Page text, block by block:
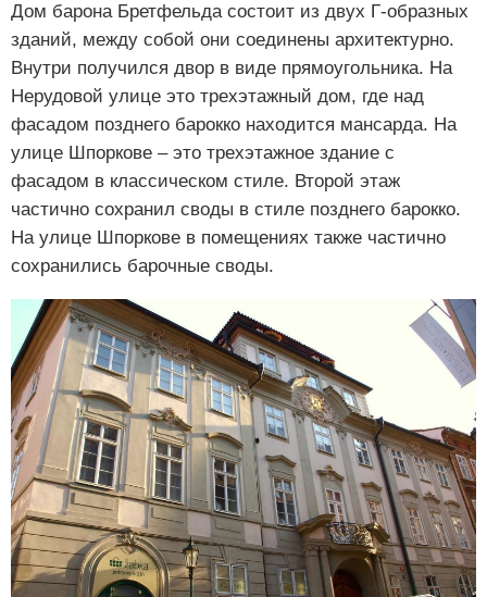
Дом барона Бретфельда состоит из двух Г-образных
зданий, между собой они соединены архитектурно.
Внутри получился двор в виде прямоугольника. На
Нерудовой улице это трехэтажный дом, где над
фасадом позднего барокко находится мансарда. На
улице Шпоркове – это трехэтажное здание с
фасадом в классическом стиле. Второй этаж
частично сохранил своды в стиле позднего барокко.
На улице Шпоркове в помещениях также частично
сохранились барочные своды.